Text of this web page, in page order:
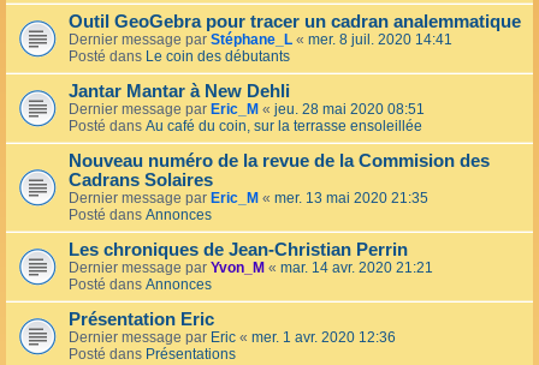
Outil GeoGebra pour tracer un cadran analemmatique
Dernier message par Stéphane_L « mer. 8 juil. 2020 14:41
Posté dans Le coin des débutants
Jantar Mantar à New Dehli
Dernier message par Eric_M « jeu. 28 mai 2020 08:51
Posté dans Au café du coin, sur la terrasse ensoleillée
Nouveau numéro de la revue de la Commision des
Cadrans Solaires
Dernier message par Eric_M « mer. 13 mai 2020 21:35
Posté dans Annonces
Les chroniques de Jean-Christian Perrin
Dernier message par Yvon_M « mar. 14 avr. 2020 21:21
Posté dans Annonces
Présentation Eric
Dernier message par Eric « mer. 1 avr. 2020 12:36
Posté dans Présentations